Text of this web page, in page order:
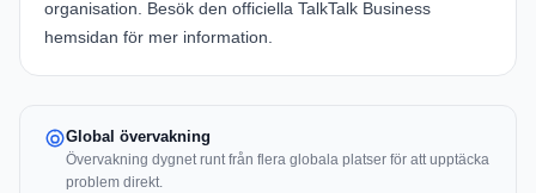
organisation. Besök den officiella TalkTalk Business
hemsidan för mer information.
Global övervakning
Övervakning dygnet runt från flera globala platser för att upptäcka
problem direkt.